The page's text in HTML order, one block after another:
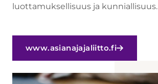
luottamuksellisuus ja kunniallisuus.
www.asianajajaliitto.fi